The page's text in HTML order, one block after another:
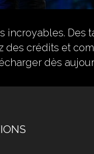
incroyables. Des
des crédits et
dès